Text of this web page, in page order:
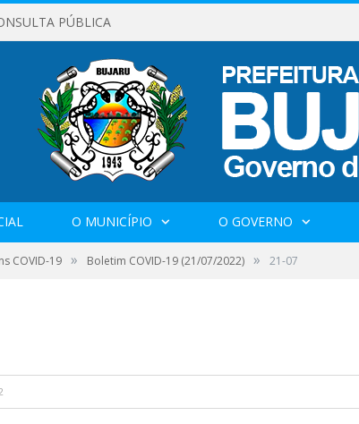
PÚBLICA
O MUNICÍPIO O GOVERNO
COVID-19 » Boletim COVID-19 (21/07/2022) » 21-07